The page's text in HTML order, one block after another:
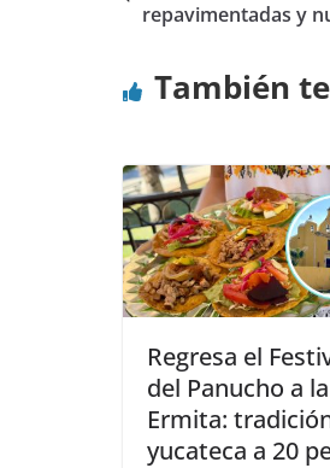
repavimentadas y
También
Regresa el
del Panucho a la
Ermita:
yucateca a 20